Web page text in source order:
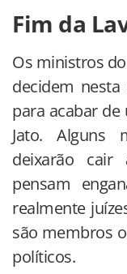
Fim da
Os ministros
decidem
para acabar de
Jato. Alguns
deixarão
pensam
realmente
são membros
políticos.